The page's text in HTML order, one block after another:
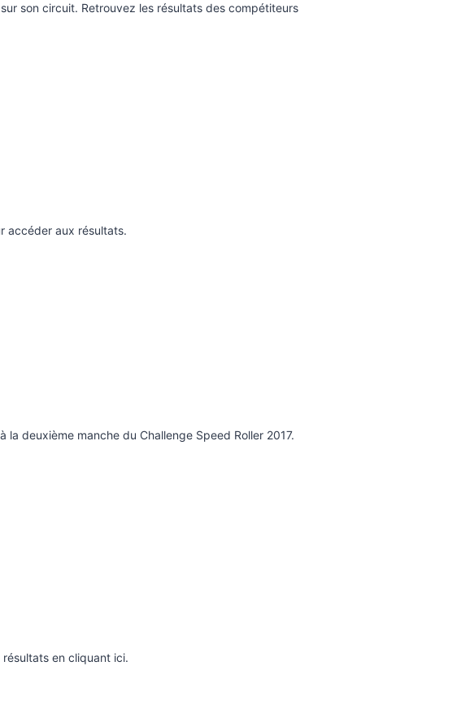
son circuit. Retrouvez les résultats des compétiteurs
accéder aux résultats.
deuxième manche du Challenge Speed Roller 2017.
en cliquant ici.